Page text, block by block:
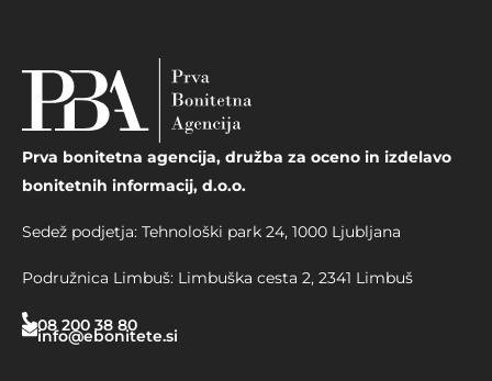
Prva bonitetna agencija, družba za oceno in izdelavo
bonitetnih informacij, d.o.o.
Sedež podjetja: Tehnološki park 24, 1000 Ljubljana
Podružnica Limbuš: Limbuška cesta 2, 2341 Limbuš
08 200 38 80
info@ebonitete.si